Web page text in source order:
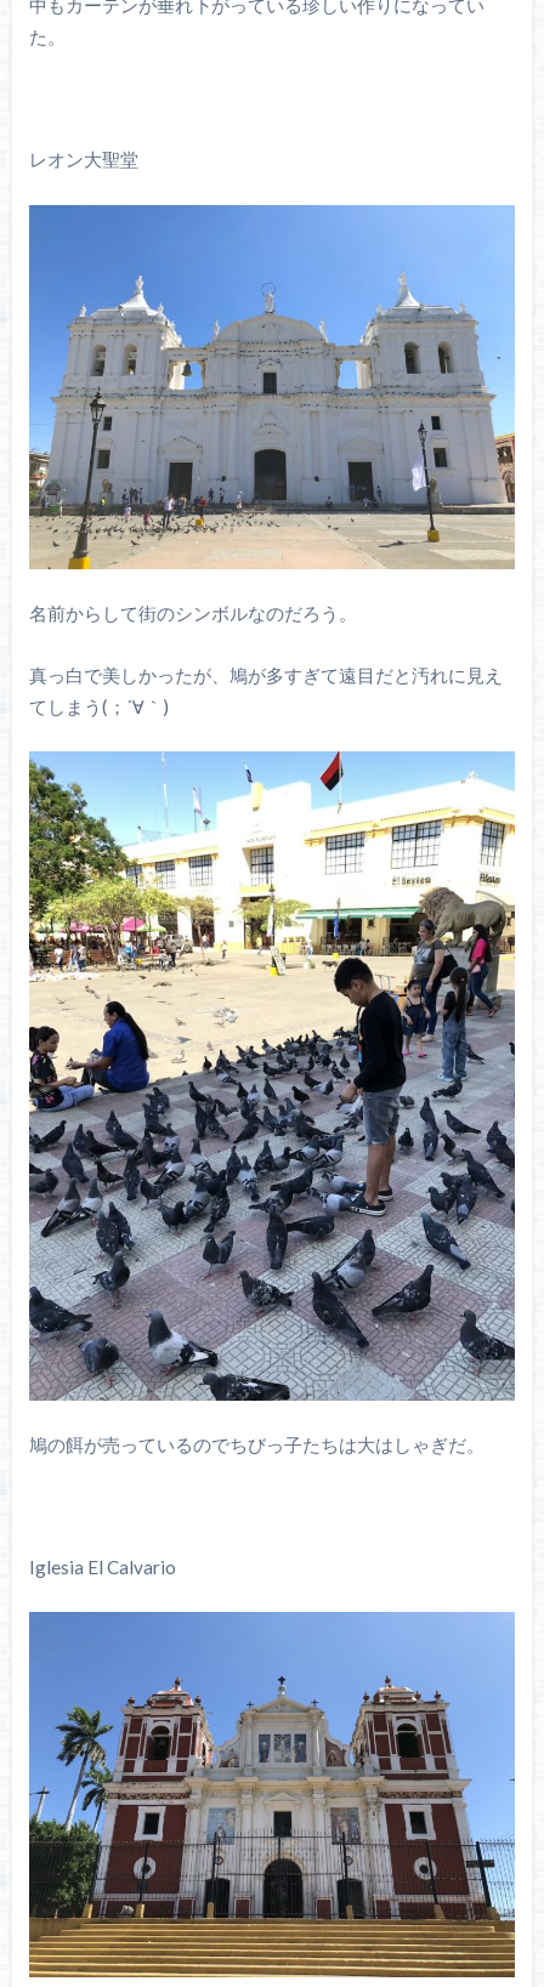
中もカーテンが垂れ下がっている珍しい作りになってい
た。
レオン大聖堂
名前からして街のシンボルなのだろう。
真っ白で美しかったが、鳩が多すぎて遠目だと汚れに見え
てしまう(；´∀｀)
鳩の餌が売っているのでちびっ子たちは大はしゃぎだ。
Iglesia El Calvario